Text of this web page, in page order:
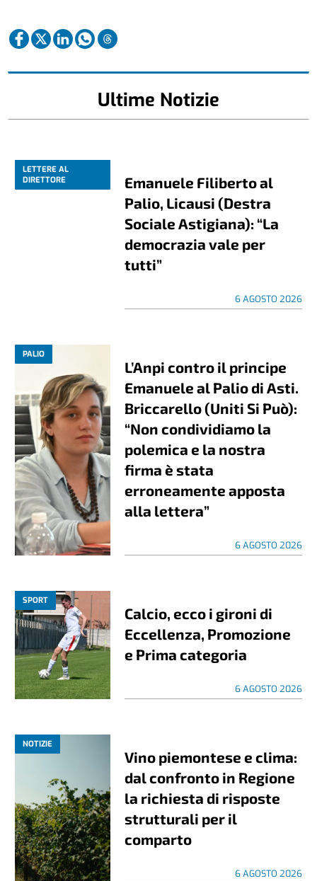
Ultime Notizie
LETTERE AL
DIRETTORE
Emanuele Filiberto al
Palio, Licausi (Destra
Sociale Astigiana): “La
democrazia vale per
tutti”
6 AGOSTO 2026
PALIO
L’Anpi contro il principe
Emanuele al Palio di Asti.
Briccarello (Uniti Si Può):
“Non condividiamo la
polemica e la nostra
firma è stata
erroneamente apposta
alla lettera”
6 AGOSTO 2026
SPORT
Calcio, ecco i gironi di
Eccellenza, Promozione
e Prima categoria
6 AGOSTO 2026
NOTIZIE
Vino piemontese e clima:
dal confronto in Regione
la richiesta di risposte
strutturali per il
comparto
6 AGOSTO 2026